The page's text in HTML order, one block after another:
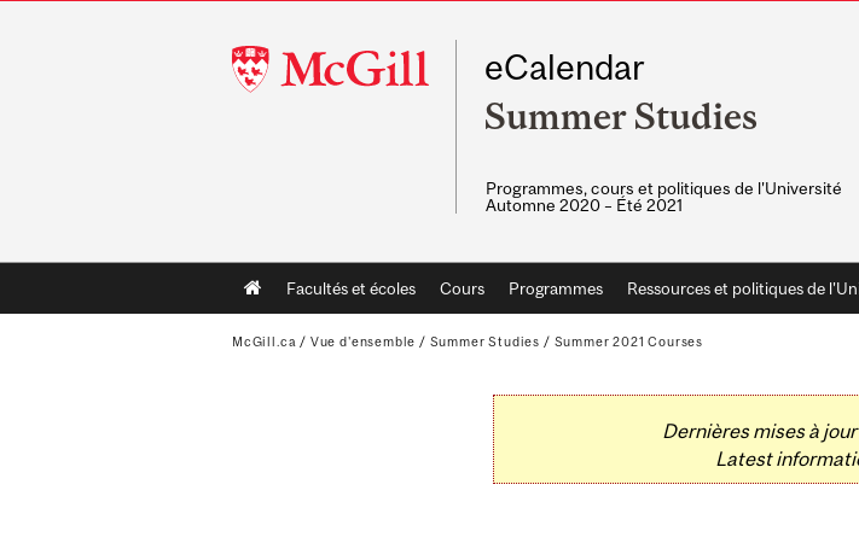
McGill
University
eCalendar
Summer Studies
Programmes, cours et politiques de l'Université
Automne 2020 – Été 2021
Main
navigation
Facultés et écoles Cours Programmes Ressources et politiques de
McGill.ca / Vue d'ensemble / Summer Studies / Summer 2021 Courses
Dernières mises à
Latest